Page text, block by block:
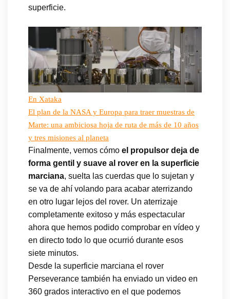
superficie.
En Xataka
El plan de la NASA y Europa para traer muestras de
Marte: una ambiciosa hoja de ruta de más de 10 años
y tres misiones al planeta
Finalmente, vemos cómo el propulsor deja de
forma gentil y suave al rover en la superficie
marciana, suelta las cuerdas que lo sujetan y
se va de ahí volando para acabar aterrizando
en otro lugar lejos del rover. Un aterrizaje
completamente exitoso y más espectacular
ahora que hemos podido comprobar en vídeo y
en directo todo lo que ocurrió durante esos
siete minutos.
Desde la superficie marciana el rover
Perseverance también ha enviado un video en
360 grados interactivo en el que podemos